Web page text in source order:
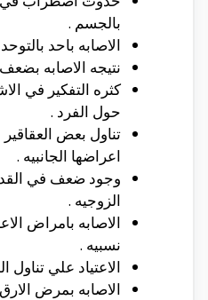
بالجسم .
الاصابه باحد
نتيجه الاصابه
كثره التفكير في
حول الفرد .
تناول بعض
اعراضها الجانبيه .
وجود ضعف في
الزوجيه .
الاصابه بامراض
نسبيه .
الاعتياد علي
الاصابه بمرض